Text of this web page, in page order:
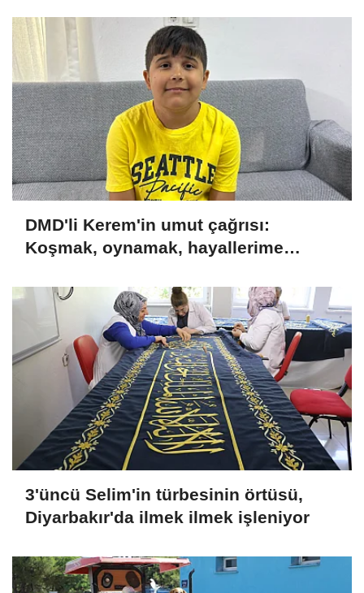
DMD'li Kerem'in umut çağrısı:
Koşmak, oynamak, hayallerime
3'üncü Selim'in türbesinin örtüsü,
Diyarbakır'da ilmek ilmek işleniyor